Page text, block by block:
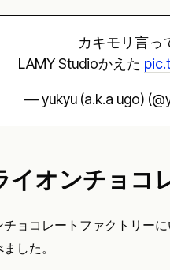
カキモリ言っ
LAMY Studioかえた
— yukyu (a.k.a ugo)
イオンチョコ
チョコレートファクトリー
した。